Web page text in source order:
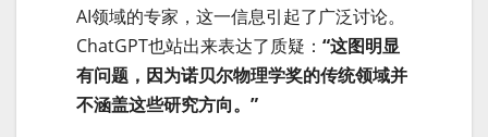
AI领域的专家，这一信息引起了广泛讨论。
ChatGPT也站出来表达了质疑： “这图明显
有问题，因为诺贝尔物理学奖的传统领域并
不涵盖这些研究方向。”